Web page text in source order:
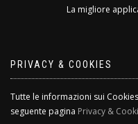
La migliore
PRIVACY & COOKIES
Tutte le informazioni sui
seguente pagina Privacy &